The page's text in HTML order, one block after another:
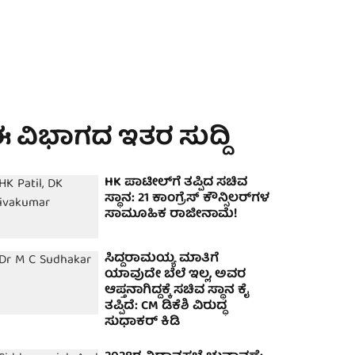
ವಿಭಾಗದ ಇತರ ಸುದ್ದಿ
HK ಪಾಟೀಲ್‌ಗೆ ತಪ್ಪಿದ ಸಚಿವ
ಸ್ಥಾನ: 21 ಕಾಂಗ್ರೆಸ್ ಕೌನ್ಸಿಲರ್‌ಗಳ
ಸಾಮೂಹಿಕ ರಾಜೀನಾಮೆ!
ಸಿದ್ದರಾಮಯ್ಯ ಮಾತಿಗೆ
ಯಾವುದೇ ಬೆಲೆ ಇಲ್ಲ, ಅವರ
ಆಪ್ತನಾಗಿದ್ದಕ್ಕೆ ಸಚಿವ ಸ್ಥಾನ ಕೈ
ತಪ್ಪಿದೆ: CM ಡಿಕೆಶಿ ವಿರುದ್ಧ
ಸುಧಾಕರ್ ಕಿಡಿ